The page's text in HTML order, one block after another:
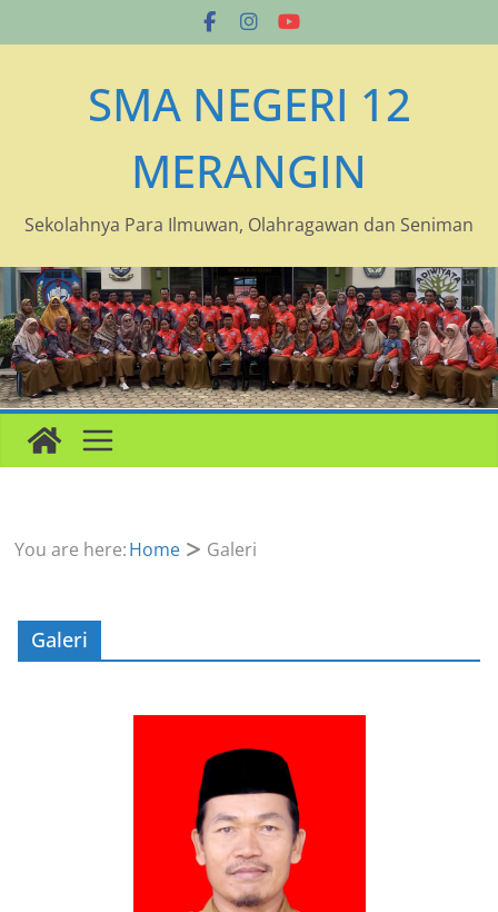
to
SMA NEGERI 12
MERANGIN
Sekolahnya Para Ilmuwan, Olahragawan dan Seniman
You are here:Home Galeri
Galeri